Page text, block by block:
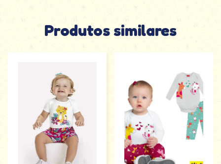
Produtos similares